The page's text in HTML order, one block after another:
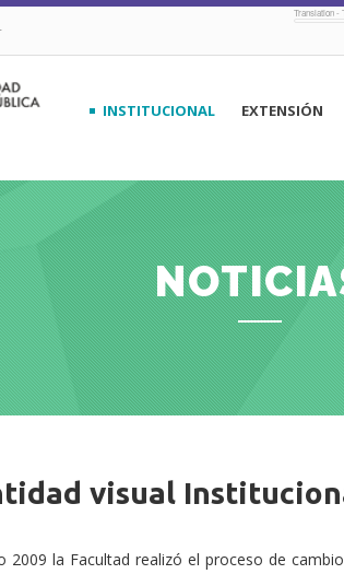
Translation -
principal
INSTITUCIONAL EXTENSIÓN
visual
2009 la Facultad realizó el proceso de